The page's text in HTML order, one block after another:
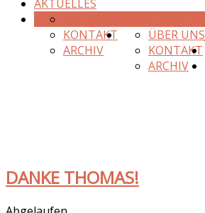
AKTUELLES
KONTAKT
ARCHIV
ÜBER UNS
KONTAKT
ARCHIV
DANKE THOMAS!